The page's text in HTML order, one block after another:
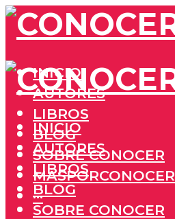
INICIO
AUTORES
LIBROS
BLOG
SOBRE CONOCER
MÁSPORCONOCER
···
INICIO
AUTORES
LIBROS
BLOG
SOBRE CONOCER